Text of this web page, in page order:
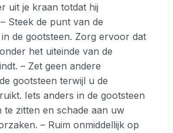
uit je kraan totdat hij
Steek de punt van de
de gootsteen. Zorg ervoor dat
het uiteinde van de
– Zet geen andere
gootsteen terwijl u de
Iets anders in de gootsteen
te zitten en schade aan uw
– Ruim onmiddellijk op